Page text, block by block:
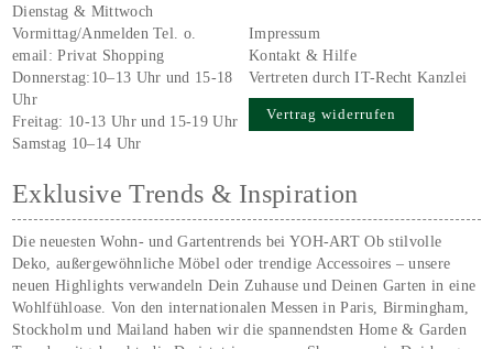
Dienstag & Mittwoch
Vormittag/Anmelden Tel. o.
email:Privat Shopping
Donnerstag:10–13 Uhr und 15-18
Uhr
Freitag: 10-13 Uhr und 15-19 Uhr
Samstag 10–14 Uhr
Impressum
Kontakt & Hilfe
Vertreten durch IT-Recht Kanzlei
Vertrag widerrufen
Exklusive Trends & Inspiration
Die neuesten Wohn- und Gartentrends bei YOH‑ART Ob stilvolle
Deko, außergewöhnliche Möbel oder trendige Accessoires – unsere
neuen Highlights verwandeln Dein Zuhause und Deinen Garten in eine
Wohlfühloase. Von den internationalen Messen in Paris, Birmingham,
Stockholm und Mailand haben wir die spannendsten Home & Garden